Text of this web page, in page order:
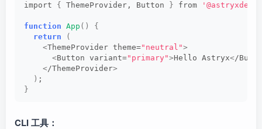
import { ThemeProvider, Button } from
function App ()
{
return
(
<ThemeProvider theme="neutral">
<Button variant="primary">Hello Astryx</
</ThemeProvider>
) ;
}
CLI 工具：